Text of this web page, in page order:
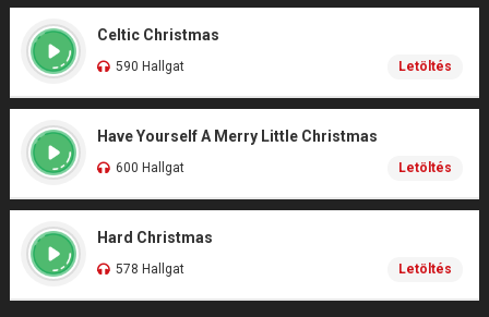
Celtic Christmas
590 Hallgat Letöltés
Have Yourself A Merry Little Christmas
600 Hallgat Letöltés
Hard Christmas
578 Hallgat Letöltés